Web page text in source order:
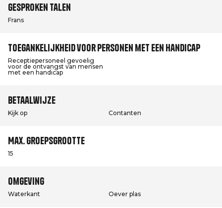
Gesproken talen
Frans
Toegankelijkheid voor personen met een handicap
Receptiepersoneel gevoelig
voor de ontvangst van mensen
met een handicap
Betaalwijze
Kijk op Contanten
Max. groepsgrootte
15
Omgeving
Waterkant Oever plas